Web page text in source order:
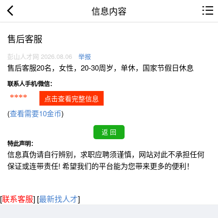
信息内容
售后客服
彭山人才网 2026.08.06 举报
售后客服20名，女性，20-30周岁，单休，国家节假日休息
联系人手机/微信：
**** 点击查看完整信息
(查看需要10金币)
特此声明：
信息真伪请自行辨别，求职应聘须谨慎，网站对此不承担任何
保证或连带责任! 希望我们的平台能为您带来更多的便利！
[联系客服] [最新找人才]